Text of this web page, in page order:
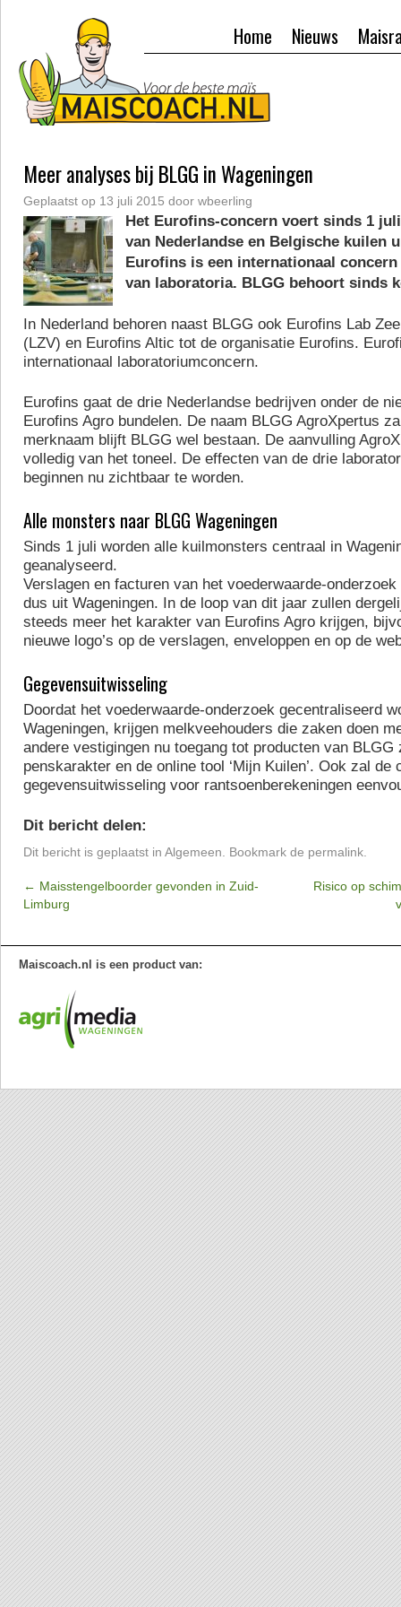
Nieuws
Home
Meer analyses bij BLGG in Wageningen
Geplaatst op 13 juli 2015 door wbeerling
Het Eurofins-concern voert sinds 1
van Nederlandse en Belgische kuilen
Eurofins is een internationaal
van laboratoria. BLGG behoort sinds
In Nederland behoren naast BLGG ook Eurofins Lab
(LZV) en Eurofins Altic tot de organisatie Eurofins.
internationaal laboratoriumconcern.
Eurofins gaat de drie Nederlandse bedrijven onder de
Eurofins Agro bundelen. De naam BLGG AgroXpertus
merknaam blijft BLGG wel bestaan. De aanvulling
volledig van het toneel. De effecten van de drie
beginnen nu zichtbaar te worden.
Alle monsters naar BLGG Wageningen
Sinds 1 juli worden alle kuilmonsters centraal in
geanalyseerd.
Verslagen en facturen van het voederwaarde-
dus uit Wageningen. In de loop van dit jaar zullen
steeds meer het karakter van Eurofins Agro krijgen,
nieuwe logo’s op de verslagen, enveloppen en op de
Gegevensuitwisseling
Doordat het voederwaarde-onderzoek gecentraliseerd
Wageningen, krijgen melkveehouders die zaken doen
andere vestigingen nu toegang tot producten van BLGG
penskarakter en de online tool ‘Mijn Kuilen’. Ook zal de
gegevensuitwisseling voor rantsoenberekeningen
Dit bericht delen:
Dit bericht is geplaatst in Algemeen . Bookmark de permalink
← Maisstengelboorder gevonden in Zuid-
Limburg
Risico op
Maiscoach.nl is een product van: